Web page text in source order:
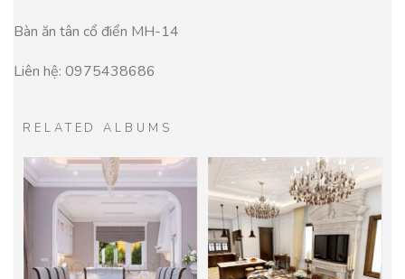
Bàn ăn tân cổ điển MH-14
Liên hệ: 0975438686
RELATED ALBUMS